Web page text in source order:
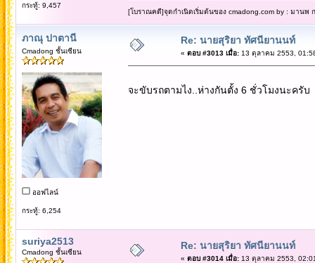
กระทู้: 9,457
[โบราณคดี]จุดกำเนิดเริ่มต้นของ cmadong.com by : มานพ
ภาณุ ปาตานี
Cmadong ชั้นเซียน
ออฟไลน์
กระทู้: 6,254
Re: นายสุริยา ทัศนียานนท์
« ตอบ #3013 เมื่อ:13 ตุลาคม 2553,
จะขับรถตามไง..ห่างกันตั้ง 6 ชั่วโมงนะครับ
suriya2513
Cmadong ชั้นเซียน
Re: นายสุริยา ทัศนียานนท์
« ตอบ #3014 เมื่อ:13 ตุลาคม 2553,